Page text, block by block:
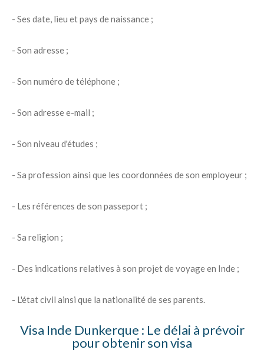
- Ses date, lieu et pays de naissance ;
- Son adresse ;
- Son numéro de téléphone ;
- Son adresse e-mail ;
- Son niveau d'études ;
- Sa profession ainsi que les coordonnées de son employeur ;
- Les références de son passeport ;
- Sa religion ;
- Des indications relatives à son projet de voyage en Inde ;
- L'état civil ainsi que la nationalité de ses parents.
Visa Inde Dunkerque : Le délai à prévoir
pour obtenir son visa